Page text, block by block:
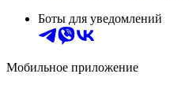
Боты для уведомлений
Мобильное приложение